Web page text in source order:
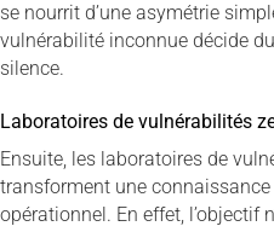
se nourrit d’une asymétrie
vulnérabilité inconnue décide
silence.
Laboratoires de vulnérabilités
Ensuite, les laboratoires de
transforment une
opérationnel. En effet, l’objectif